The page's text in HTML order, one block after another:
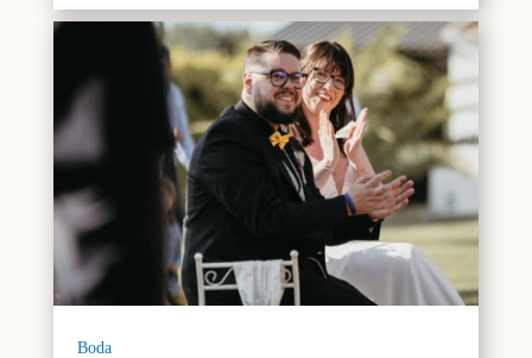
Boda